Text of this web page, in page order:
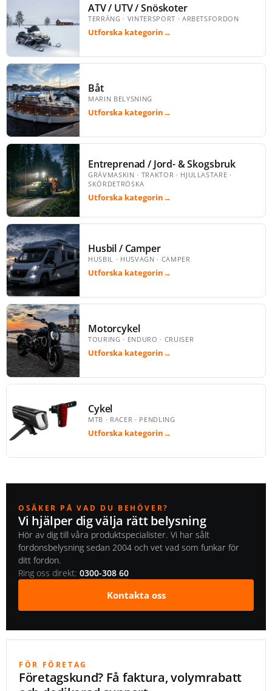
ATV / UTV / Snöskoter
TERRÄNG · VINTERSPORT · ARBETSFORDON
Utforska kategorin→
Båt
MARIN BELYSNING
Utforska kategorin→
Entreprenad / Jord- & Skogsbruk
GRÄVMASKIN · TRAKTOR · HJULLASTARE ·
SKÖRDETRÖSKA
Utforska kategorin→
Husbil / Camper
HUSBIL · HUSVAGN · CAMPER
Utforska kategorin→
Motorcykel
TOURING · ENDURO · CRUISER
Utforska kategorin→
Cykel
MTB · RACER · PENDLING
Utforska kategorin→
OSÄKER PÅ VAD DU BEHÖVER?
Vi hjälper dig välja rätt belysning
Hör av dig till våra produktspecialister. Vi har sålt
fordonsbelysning sedan 2004 och vet vad som funkar för
ditt fordon.
Ring oss direkt: 0300-308 60
Kontakta oss
FÖR FÖRETAG
Företagskund? Få faktura, volymrabatt